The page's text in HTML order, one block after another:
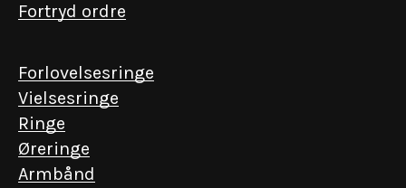
Fortryd ordre
Forlovelsesringe
Vielsesringe
Ringe
Øreringe
Armbånd